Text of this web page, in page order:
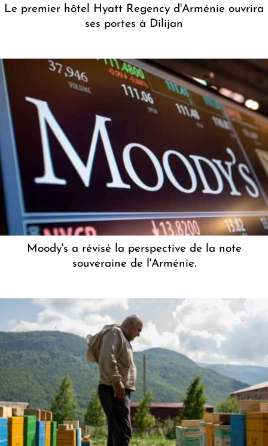
Le premier hôtel Hyatt Regency d'Arménie ouvrira
ses portes à Dilijan
Moody's a révisé la perspective de la note
souveraine de l'Arménie.